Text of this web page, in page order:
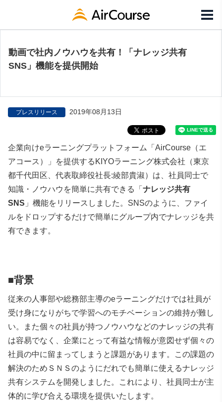
動画で社内ノウハウを共有！「ナレッジ共有
SNS」機能を提供開始
プレスリリース 2019年08月13日
企業向けeラーニングプラットフォーム「AirCourse（エ
アコース）」を提供するKIYOラーニング株式会社（東京
都千代田区、代表取締役社長:綾部貴淑）は、社員同士で
知識・ノウハウを簡単に共有できる「 ナレッジ共有
SNS 」機能をリリースしました。SNSのように、ファイ
ルをドロップするだけで簡単にグループ内でナレッジを共
有できます。
■背景
従来の人事部や総務部主導のeラーニングだけでは社員が
受け身になりがちで学習へのモチベーションの維持が難し
い。また個々の社員が持つノウハウなどのナレッジの共有
は容易でなく、企業にとって有益な情報が意図せず個々の
社員の中に留まってしまうと課題があります。この課題の
解決のためＳＮＳのようにだれでも簡単に使えるナレッジ
共有システムを開発しました。これにより、社員同士が主
体的に学び合える環境を提供いたします。